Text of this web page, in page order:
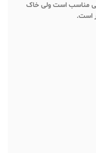
مناسب است ولی خاک
است.